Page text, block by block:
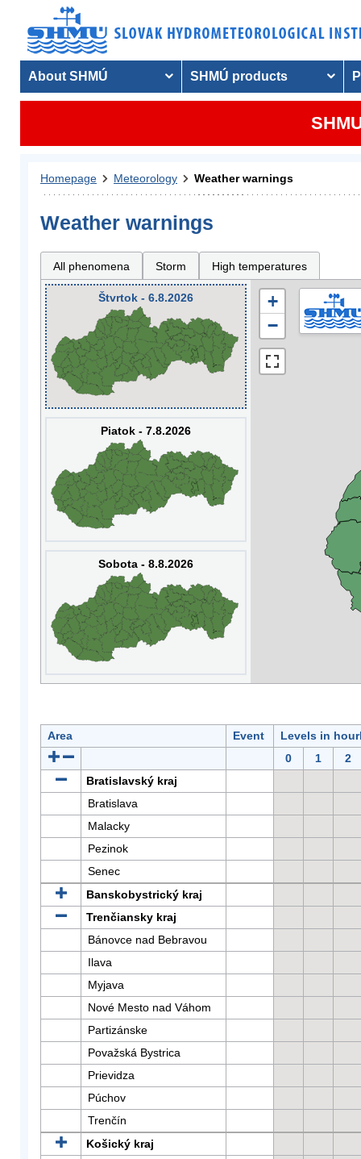
About SHMÚ SHMÚ products
Homepage Meteorology Weather warnings
Weather warnings
All phenomena Storm High temperatures
Štvrtok - 6.8.2026
Piatok - 7.8.2026
Sobota - 8.8.2026
+
−
Area Event
Levels in
0
1
2
Bratislavský kraj
Bratislava
Malacky
Pezinok
Senec
Banskobystrický kraj
Trenčiansky kraj
Bánovce nad Bebravou
Ilava
Myjava
Nové Mesto nad Váhom
Partizánske
Považská Bystrica
Prievidza
Púchov
Trenčín
Košický kraj